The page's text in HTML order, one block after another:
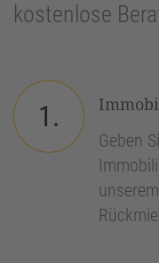
kostenlose
1.
Geben